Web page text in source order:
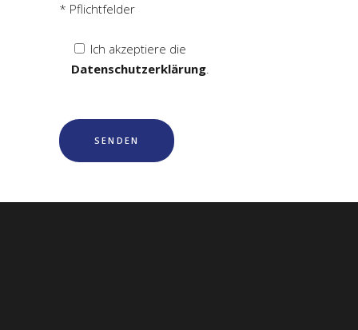
* Pflichtfelder
Ich akzeptiere die
Datenschutzerklärung.